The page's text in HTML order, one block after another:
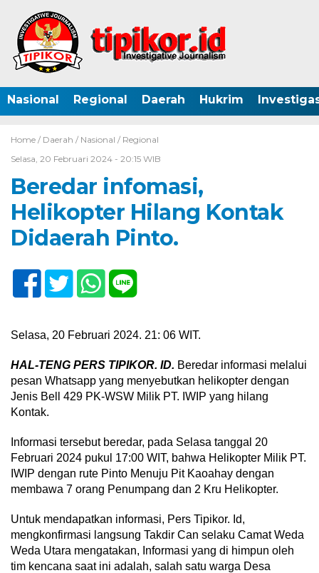
Nasional Regional Daerah Hukrim
Home / Daerah / Nasional / Regional
Selasa, 20 Februari 2024 - 20:15 WIB
Beredar infomasi,
Helikopter Hilang Kontak
Didaerah Pinto.
Selasa, 20 Februari 2024. 21: 06 WIT.
HAL-TENG PERS TIPIKOR. ID. Beredar informasi melalui
pesan Whatsapp yang menyebutkan helikopter dengan
Jenis Bell 429 PK-WSW Milik PT. IWIP yang hilang
Kontak.
Informasi tersebut beredar, pada Selasa tanggal 20
Februari 2024 pukul 17:00 WIT, bahwa Helikopter Milik PT.
IWIP dengan rute Pinto Menuju Pit Kaoahay dengan
membawa 7 orang Penumpang dan 2 Kru Helikopter.
Untuk mendapatkan informasi, Pers Tipikor. Id,
mengkonfirmasi langsung Takdir Can selaku Camat Weda
Weda Utara mengatakan, Informasi yang di himpun oleh
tim kencana saat ini adalah, salah satu warga Desa